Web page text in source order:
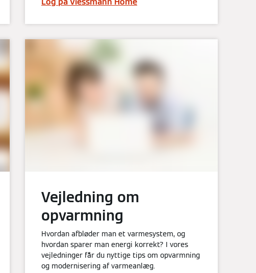
Vejledning om
opvarmning
Hvordan afbløder man et varmesystem, og
hvordan sparer man energi korrekt? I vores
vejledninger får du nyttige tips om opvarmning
og modernisering af varmeanlæg.